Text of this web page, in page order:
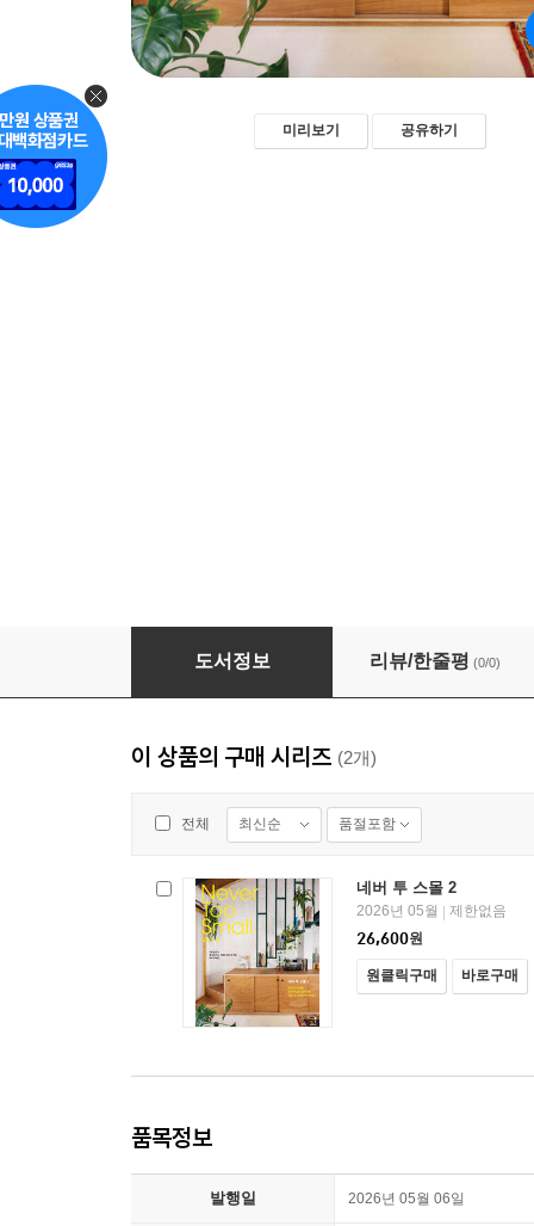
미리보기 공유하기
네버 투 스몰 2
도서정보 리뷰/한줄평 (0/0)
이 상품의 구매 시리즈 (2개)
전체 최신순 품절포함
네버 투 스몰 2
2026년 05월 | 제한없음
26,600원
원클릭구매 바로구매
품목정보
발행일 2026년 05월 06일